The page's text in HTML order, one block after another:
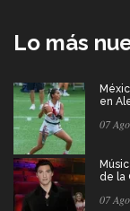
Lo más
en
07
de la
07